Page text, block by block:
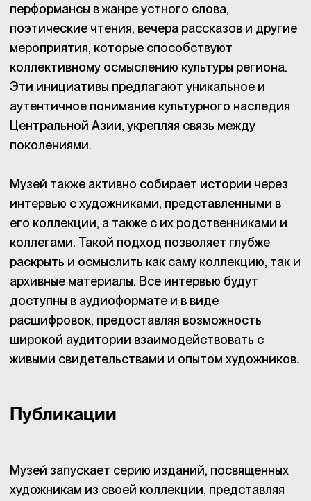
перформансы в жанре устного слова,
поэтические чтения, вечера рассказов и другие
мероприятия, которые способствуют
коллективному осмыслению культуры региона.
Эти инициативы предлагают уникальное и
аутентичное понимание культурного наследия
Центральной Азии, укрепляя связь между
поколениями.
Музей также активно собирает истории через
интервью с художниками, представленными в
его коллекции, а также с их родственниками и
коллегами. Такой подход позволяет глубже
раскрыть и осмыслить как саму коллекцию, так и
архивные материалы. Все интервью будут
доступны в аудиоформате и в виде
расшифровок, предоставляя возможность
широкой аудитории взаимодействовать с
живыми свидетельствами и опытом художников.
Публикации
Музей запускает серию изданий, посвященных
художникам из своей коллекции, представляя